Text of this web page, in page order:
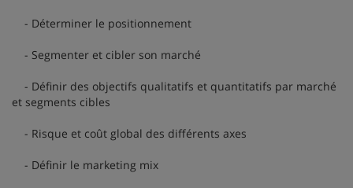
- Déterminer le positionnement
- Segmenter et cibler son marché
- Définir des objectifs qualitatifs et quantitatifs par marché
et segments cibles
- Risque et coût global des différents axes
- Définir le marketing mix